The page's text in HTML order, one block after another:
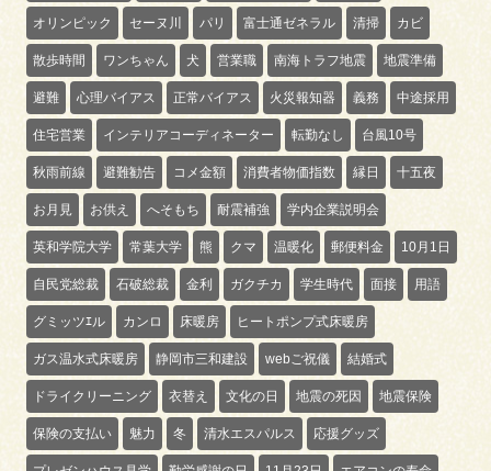
オリンピック セーヌ川 パリ 富士通ゼネラル 清掃 カビ
散歩時間 ワンちゃん 犬 営業職 南海トラフ地震 地震準備
避難 心理バイアス 正常バイアス 火災報知器 義務 中途採用
住宅営業 インテリアコーディネーター 転勤なし 台風10号
秋雨前線 避難勧告 コメ金額 消費者物価指数 縁日 十五夜
お月見 お供え へそもち 耐震補強 学内企業説明会
英和学院大学 常葉大学 熊 クマ 温暖化 郵便料金 10月1日
自民党総裁 石破総裁 金利 ガクチカ 学生時代 面接 用語
グミッツｴル カンロ 床暖房 ヒートポンプ式床暖房
ガス温水式床暖房 静岡市三和建設 webご祝儀 結婚式
ドライクリーニング 衣替え 文化の日 地震の死因 地震保険
保険の支払い 魅力 冬 清水エスパルス 応援グッズ